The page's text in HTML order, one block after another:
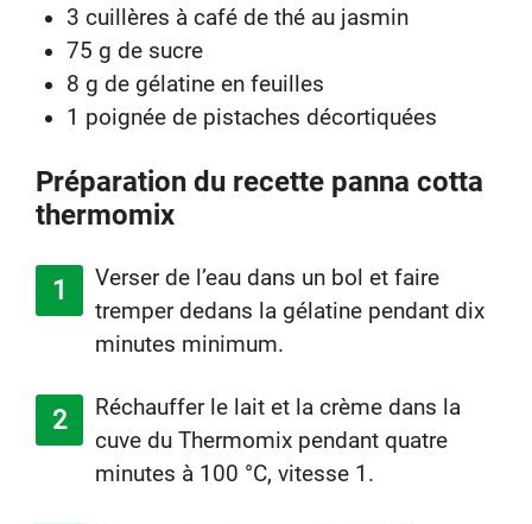
3 cuillères à café de thé au jasmin
75 g de sucre
8 g de gélatine en feuilles
1 poignée de pistaches décortiquées
Préparation du recette panna cotta
thermomix
Verser de l’eau dans un bol et faire
tremper dedans la gélatine pendant dix
minutes minimum.
Réchauffer le lait et la crème dans la
cuve du Thermomix pendant quatre
minutes à 100 °C, vitesse 1.